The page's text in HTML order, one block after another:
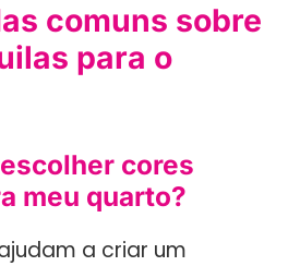
comuns sobre
para o
cores
meu quarto?
a criar um